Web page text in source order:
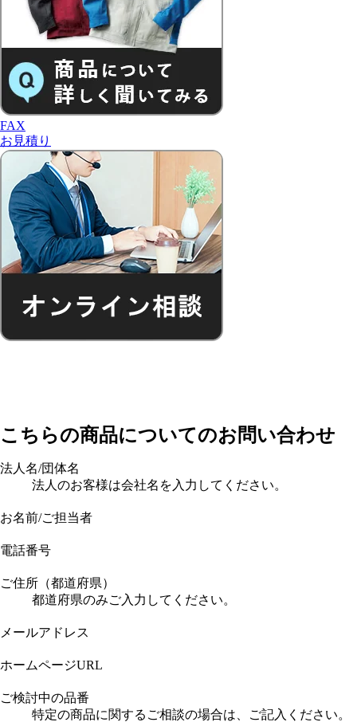
FAX
お見積り
こちらの商品についてのお問い合わせ
法人名/団体名
法人のお客様は会社名を入力してください。
お名前/ご担当者
電話番号
ご住所（都道府県）
都道府県のみご入力してください。
メールアドレス
ホームページURL
ご検討中の品番
特定の商品に関するご相談の場合は、ご記入ください。